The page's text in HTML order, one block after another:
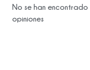
No se han encontrado
opiniones